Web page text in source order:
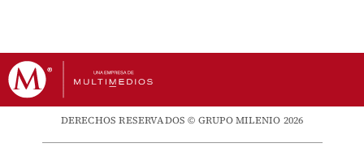
DERECHOS RESERVADOS © GRUPO MILENIO 2026